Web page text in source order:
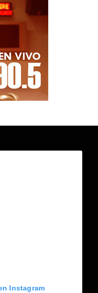
Instagram